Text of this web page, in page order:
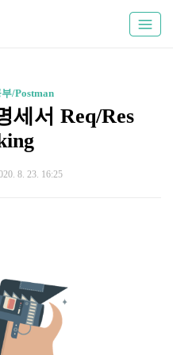
/Postman
세서 Req/Res
8. 23. 16:25